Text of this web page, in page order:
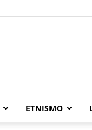
ETNISMO